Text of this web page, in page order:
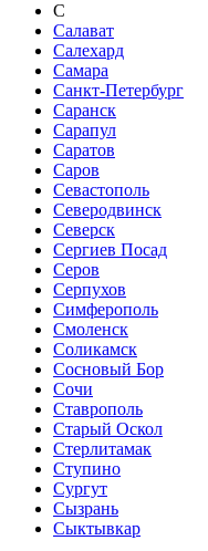
С
Салават
Салехард
Самара
Санкт-Петербург
Саранск
Сарапул
Саратов
Саров
Севастополь
Северодвинск
Северск
Сергиев Посад
Серов
Серпухов
Симферополь
Смоленск
Соликамск
Сосновый Бор
Сочи
Ставрополь
Старый Оскол
Стерлитамак
Ступино
Сургут
Сызрань
Сыктывкар